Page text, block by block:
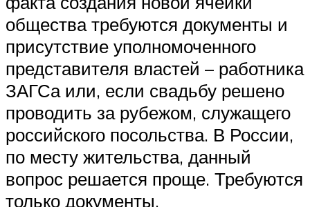
общества требуются документы и
присутствие уполномоченного
представителя властей – работника
ЗАГСа или, если свадьбу решено
проводить за рубежом, служащего
российского посольства. В России,
по месту жительства, данный
вопрос решается проще. Требуются
только документы,